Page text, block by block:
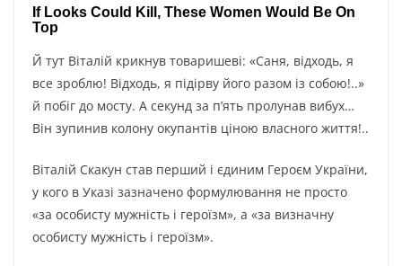
Й тут Віталій крикнув товаришеві: «Саня, відходь, я
все зроблю! Відходь, я підірву його разом із собою!..»
й побіг до мосту. А секунд за п’ять пролунав вибух…
Він зупинив колону окупантів ціною власного життя!..
Віталій Скакун став перший і єдиним Героєм України,
у кого в Указі зазначено формулювання не просто
«за особисту мужність і героїзм», а «за визначну
особисту мужність і героїзм».